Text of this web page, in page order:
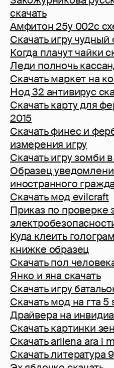
скачать
Амфитон 25у 002с
Скачать игру чудный
Когда плачут чайки
Леди полночь
Скачать маркет на
Нод 32 антивирус
Скачать карту для
2015
Скачать финес и
измерения игру
Скачать игру зомби
Образец
иностранного
Скачать мод evilcraft
Приказ по проверке
Куда клеить
книжке образец
Скачать пол
Янко и яна скачать
Скачать игру
Скачать мод на гта
Драйвера на инвидиа
Скачать картинки
Скачать arilena ara i
Скачать литература